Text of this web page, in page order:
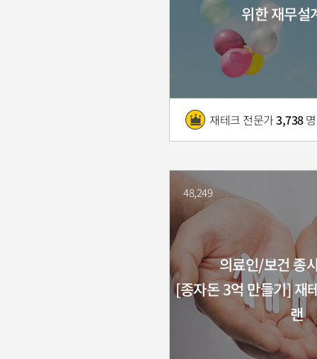
위한 재무설
재테크 전문가3,738명
의료인/보건 종
[종자돈 3억 만들기] 재
랜
48,249